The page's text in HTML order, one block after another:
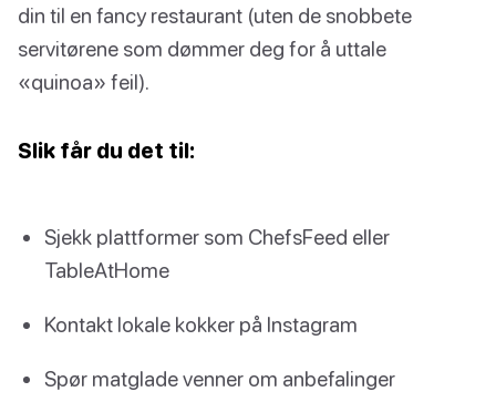
din til en fancy restaurant (uten de snobbete
servitørene som dømmer deg for å uttale
«quinoa» feil).
Slik får du det til:
Sjekk plattformer som ChefsFeed eller
TableAtHome
Kontakt lokale kokker på Instagram
Spør matglade venner om anbefalinger